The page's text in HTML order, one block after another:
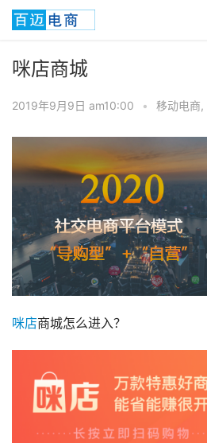
咪店商城
2019年9月9日 am10:00 • 移动电商,
咪店商城怎么进入？